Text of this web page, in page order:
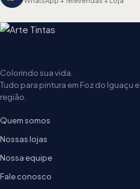
Colorindo sua vida.
Tudo para pintura em Foz do Iguaçu e
região.
Quem somos
Nossas lojas
Nossa equipe
Fale conosco